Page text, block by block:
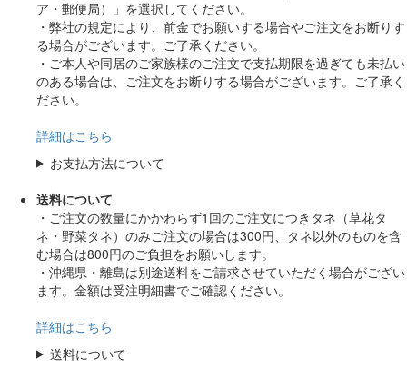
ア・郵便局）」を選択してください。
・弊社の規定により、前金でお願いする場合やご注文をお断りす
る場合がございます。ご了承ください。
・ご本人や同居のご家族様のご注文で支払期限を過ぎても未払い
のある場合は、ご注文をお断りする場合がございます。ご了承く
ださい。
詳細はこちら
お支払方法について
送料について
・ご注文の数量にかかわらず1回のご注文につきタネ（草花タ
ネ・野菜タネ）のみご注文の場合は300円、タネ以外のものを含
む場合は800円のご負担をお願いします。
・沖縄県・離島は別途送料をご請求させていただく場合がござい
ます。金額は受注明細書でご確認ください。
詳細はこちら
送料について